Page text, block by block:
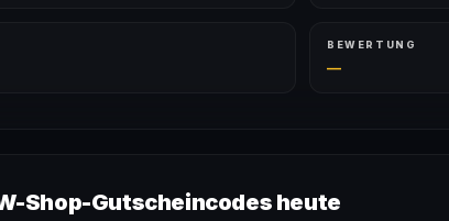
BEWERTUNG
—
Shop-Gutscheincodes heute